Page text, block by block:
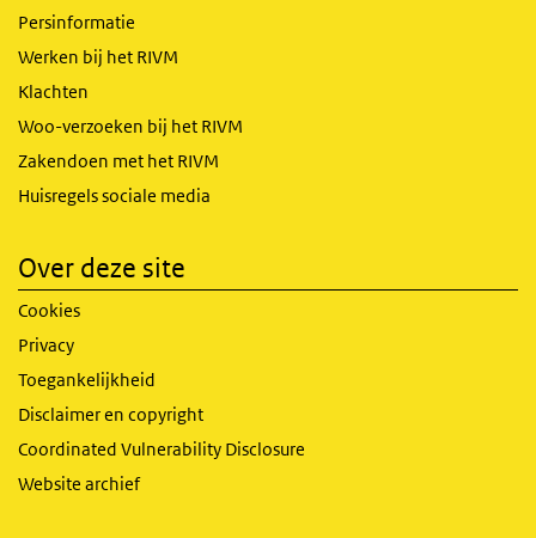
Persinformatie
Werken bij het RIVM
Klachten
Woo-verzoeken bij het RIVM
Zakendoen met het RIVM
Huisregels sociale media
Over deze site
Cookies
Privacy
Toegankelijkheid
Disclaimer en copyright
Coordinated Vulnerability Disclosure
Website archief